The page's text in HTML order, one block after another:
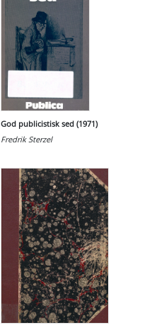
God publicistisk sed (1971)
Fredrik Sterzel